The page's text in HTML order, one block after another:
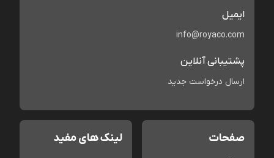
ایمیل
info@royaco.com
پشتیبانی آنلاین
ارسال درخواست جدید
صفحات لینک های مفید